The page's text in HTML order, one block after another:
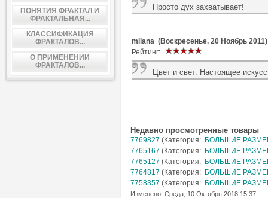
ПОНЯТИЯ ФРАКТАЛ И
ФРАКТАЛЬНАЯ...
КЛАССИФИКАЦИЯ
ФРАКТАЛОВ...
О ПРИМЕНЕНИИ
ФРАКТАЛОВ...
Просто дух захватывает!
milana (Воскресенье, 20 Ноябрь 2011)
Рейтинг:
Цвет и свет. Настоящее
Недавно просмотренные товары
7769827 (Категория: БОЛЬШИЕ
7765167 (Категория: БОЛЬШИЕ
7765127 (Категория: БОЛЬШИЕ
7764817 (Категория: БОЛЬШИЕ
7758357 (Категория: БОЛЬШИЕ
Изменено: Среда, 10 Октябрь 2018 15:37